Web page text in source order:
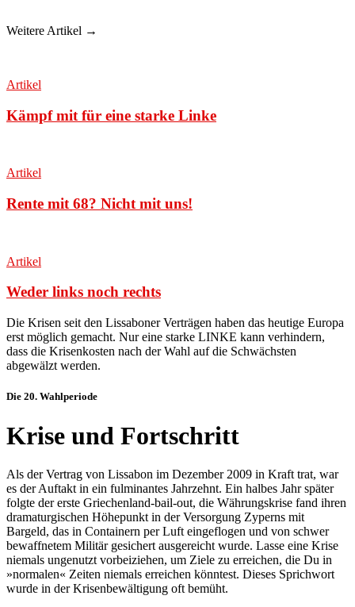
Weitere Artikel →
Artikel
Kämpf mit für eine starke Linke
Artikel
Rente mit 68? Nicht mit uns!
Artikel
Weder links noch rechts
Die Krisen seit den Lissaboner Verträgen haben das heutige Europa
erst möglich gemacht. Nur eine starke LINKE kann verhindern,
dass die Krisenkosten nach der Wahl auf die Schwächsten
abgewälzt werden.
Die 20. Wahlperiode
Krise und Fortschritt
Als der Vertrag von Lissabon im Dezember 2009 in Kraft trat, war
es der Auftakt in ein fulminantes Jahrzehnt. Ein halbes Jahr später
folgte der erste Griechenland-bail-out, die Währungskrise fand ihren
dramaturgischen Höhepunkt in der Versorgung Zyperns mit
Bargeld, das in Containern per Luft eingeflogen und von schwer
bewaffnetem Militär gesichert ausgereicht wurde. Lasse eine Krise
niemals ungenutzt vorbeiziehen, um Ziele zu erreichen, die Du in
»normalen« Zeiten niemals erreichen könntest. Dieses Sprichwort
wurde in der Krisenbewältigung oft bemüht.